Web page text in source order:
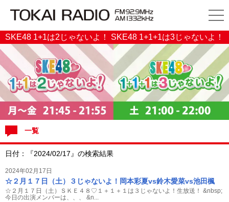
SKE48 1+1は2じゃないよ！ SKE48 1+1+1は3じゃないよ！
一覧
日付：『2024/02/17』の検索結果
2024年02月17日
☆２月１７日（土）３じゃないよ！岡本彩夏vs鈴木愛菜vs池田楓
☆２月１７日（土）ＳＫＥ４８♡１＋１＋１は３じゃないよ！生放送！ &nbsp;
今日の出演メンバーは、、、 &n...